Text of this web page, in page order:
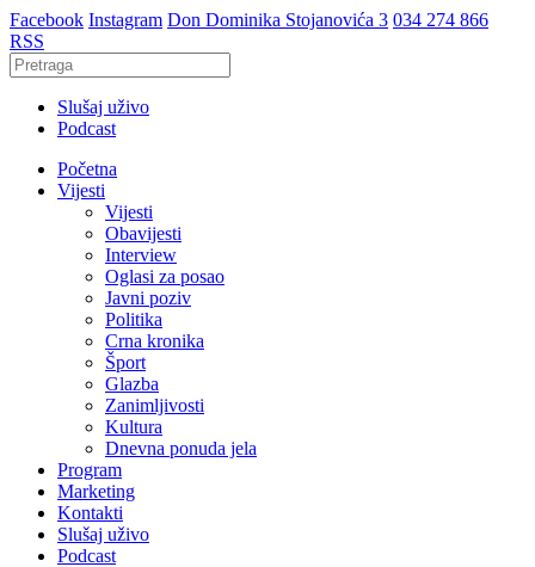
Facebook Instagram Don Dominika Stojanovića 3 034 274 866
RSS
Slušaj uživo
Podcast
Početna
Vijesti
Vijesti
Obavijesti
Interview
Oglasi za posao
Javni poziv
Politika
Crna kronika
Šport
Glazba
Zanimljivosti
Kultura
Dnevna ponuda jela
Program
Marketing
Kontakti
Slušaj uživo
Podcast